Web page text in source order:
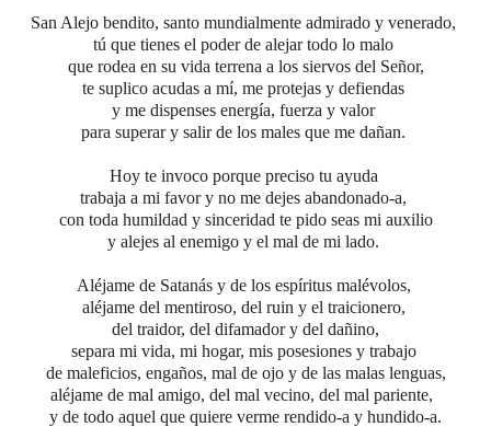
San Alejo bendito, santo mundialmente admirado y venerado,
tú que tienes el poder de alejartodo lo malo
que rodea en su vida terrena a los siervos del Señor,
te suplico acudas a mí, me protejas y defiendas
y me dispenses energía, fuerza y valor
para superar y salir de los males que me dañan.
Hoy te invoco porque preciso tu ayuda
trabaja a mi favor y no me dejes abandonado-a,
con toda humildad y sinceridad te pido seas mi auxilio
y alejes al enemigo y el mal de mi lado.
Aléjame de Satanás y de los espíritus malévolos,
aléjame del mentiroso, del ruin y el traicionero,
del traidor, del difamador y del dañino,
separa mi vida, mi hogar, mis posesiones y trabajo
de maleficios, engaños, mal de ojo y de las malas lenguas,
aléjame de mal amigo, del mal vecino, del mal pariente,
y de todo aquel que quiere verme rendido-a y hundido-a.